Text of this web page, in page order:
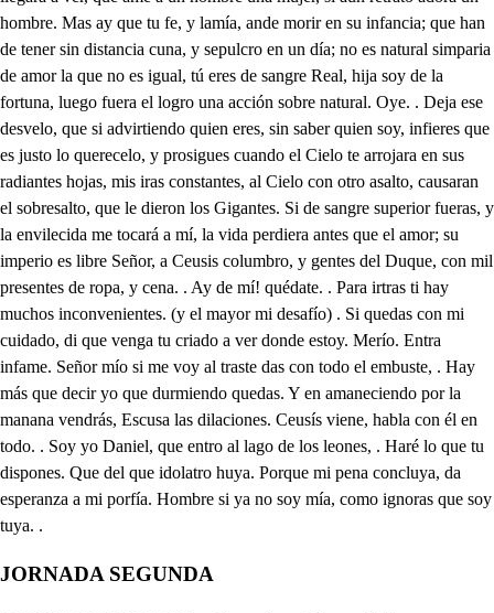
JORNADA SEGUNDA